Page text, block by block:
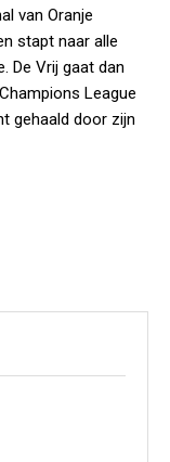
van Oranje
stapt naar alle
De Vrij gaat dan
League
gehaald door zijn